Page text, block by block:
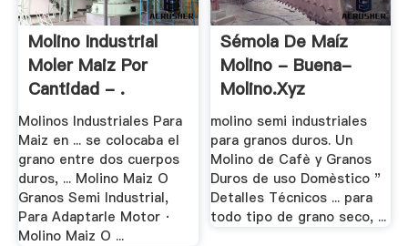
Molino Industrial
Moler Maiz Por
Cantidad - .
Molinos Industriales Para
Maiz en ... se colocaba el
grano entre dos cuerpos
duros, ... Molino Maiz O
Granos Semi Industrial,
Para Adaptarle Motor ·
Molino Maiz O ...
Sémola De Maíz
Molino - Buena-
Molino.xyz
molino semi industriales
para granos duros. Un
Molino de Cafè y Granos
Duros de uso Domèstico "
Detalles Técnicos ... para
todo tipo de grano seco, ...